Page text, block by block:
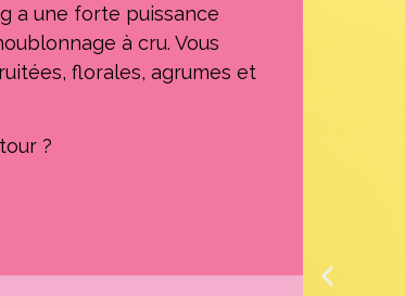
a une forte puissance
à cru. Vous
florales, agrumes et
?